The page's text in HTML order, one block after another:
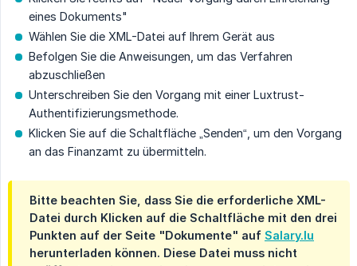
eines Dokuments"
Wählen Sie die XML-Datei auf Ihrem Gerät aus
Befolgen Sie die Anweisungen, um das Verfahren
abzuschließen
Unterschreiben Sie den Vorgang mit einer Luxtrust-
Authentifizierungsmethode.
Klicken Sie auf die Schaltfläche „Senden“, um den Vorgang
an das Finanzamt zu übermitteln.
Bitte beachten Sie, dass Sie die erforderliche XML-
Datei durch Klicken auf die Schaltfläche mit den drei
Punkten auf der Seite "Dokumente" auf Salary.lu
herunterladen können. Diese Datei muss nicht